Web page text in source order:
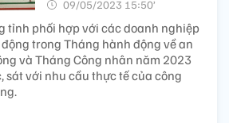
09/05/2023 15:50’
tỉnh phối hợp với các doanh nghiệp
trong Tháng hành động về an
và Tháng Công nhân năm 2023
sát với nhu cầu thực tế của công